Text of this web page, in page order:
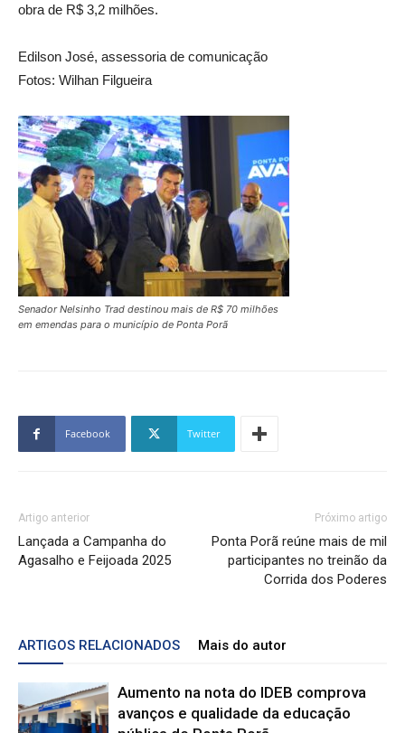
obra de R$ 3,2 milhões.
Edilson José, assessoria de comunicação
Fotos: Wilhan Filgueira
Senador Nelsinho Trad destinou mais de R$ 70 milhões
em emendas para o município de Ponta Porã
Facebook Twitter
Artigo anterior
Lançada a Campanha do
Agasalho e Feijoada 2025
Próximo artigo
Ponta Porã reúne mais de mil
participantes no treinão da
Corrida dos Poderes
ARTIGOS RELACIONADOS Mais do autor
Aumento na nota do IDEB comprova
avanços e qualidade da educação